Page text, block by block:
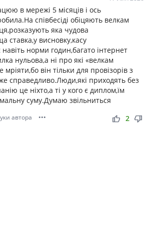
в мережі 5 місяців і ось
співбесіді обіцяють велкам
яка чудова
ставка,у висновку,касу
норми годин,багато інтернет
нульова,а ні про які «велкам
мріяти,бо він тільки для провізорів з
справедливо.Люди,які приходять без
це ніхто,а ті у кого є диплом,їм
суму.Думаю звільниться
автора ••• thumb_up thumb_down
2